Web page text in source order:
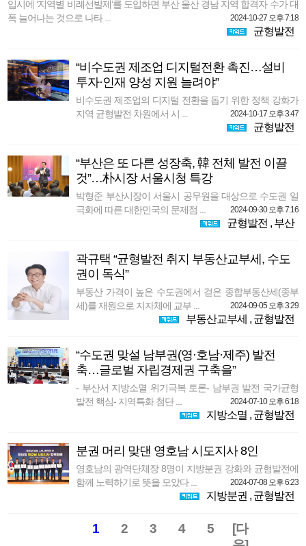
입시에 ‘지역별 비례선발제’를 도입하면 부산 울산 경남 지역 합격자 수가 대
폭 늘어나는 것으로 나타 ...
2024-10-27 오후 7:18
균형발전
“비수도권 제조업 디지털전환 촉진…설비
투자·인재 양성 지원 늘려야”
비수도권 제조업의 디지털 전환을 돕기 위한 정책 강화가
지역 균형발전 차원에서 시 ...
2024-10-17 오후 3:47
균형발전
“부산은 또 다른 성장축, 韓 전체 발전 이끌
것”…朴시장 서울시청 특강
박형준 부산시장이 서울시 공무원을 대상으로 수도권 일
극화에 따른 대한민국의 문제점 ...
2024-09-30 오후 7:16
균형발전 , 부산
곽규택 “균형발전 취지 부동산교부세, 수도
권이 독식”
부동산 가격이 높은 수도권에서 걷은 종합부동산세(종부
세)를 재원으로 지자체에 교부 ...
2024-09-05 오후 3:29
부동산교부세 , 균형발전
“수도권 맞설 남부권(영·호남·제주) 발전
축…글로벌 자립경제권 구축을”
- 부산서 지방소멸 위기극복 토론- 남부권 발전 국가균형
발전 핵심- 지역특화 첨단 ...
2024-07-10 오후 6:18
지방소멸 , 균형발전
분권 머리 맞댄 영호남 시도지사 8인
영호남의 광역단체장 8명이 지방분권 강화와 균형발전에
함께 노력하기로 뜻을 모았다 ...
2024-07-08 오후 6:23
지방분권 , 균형발전
1 2 3 4 5
[다